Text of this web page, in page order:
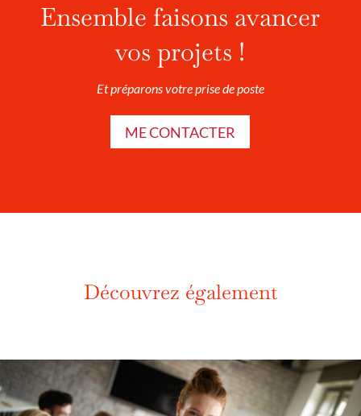
Ensemble faisons avancer
vos projets !
Et préparons votre prise de poste
ME CONTACTER
Découvrez également